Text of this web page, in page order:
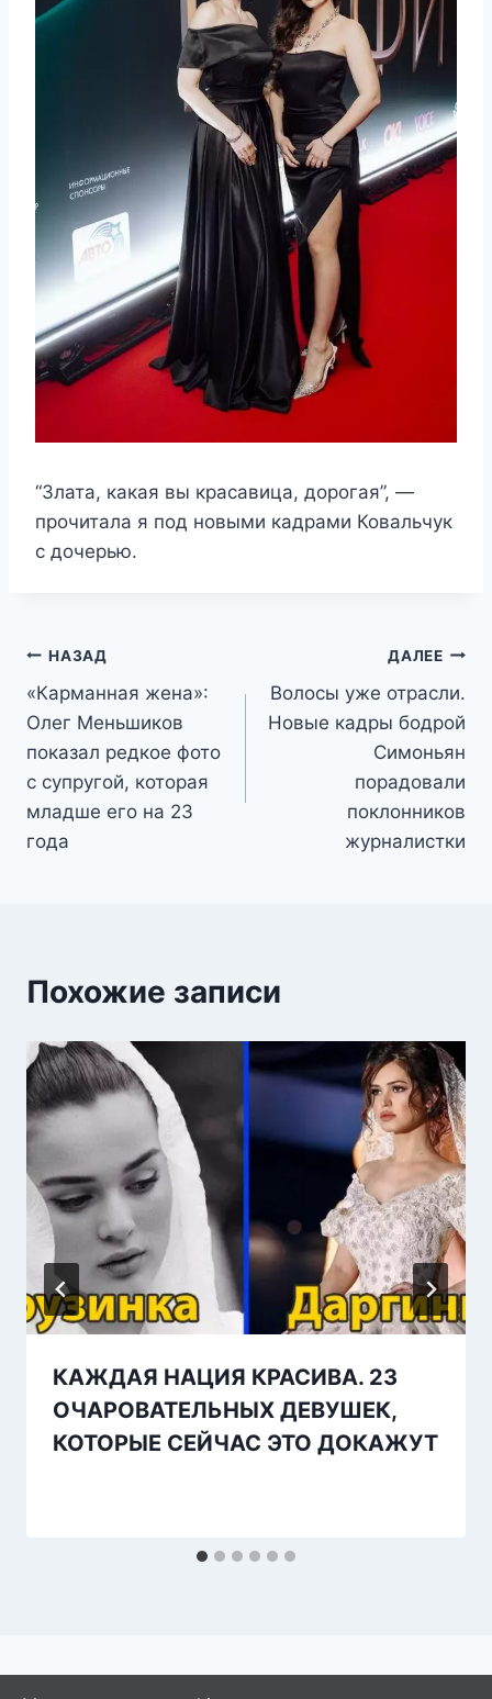
“Злата, какая вы красавица, дорогая”, —
прочитала я под новыми кадрами Ковальчук
с дочерью.
Навигация
по
записям
НАЗАД
«Карманная жена»:
Олег Меньшиков
показал редкое фото
с супругой, которая
младше его на 23
года
ДАЛЕЕ
Волосы уже отрасли.
Новые кадры бодрой
Симоньян
порадовали
поклонников
журналистки
Похожие записи
КАЖДАЯ НАЦИЯ КРАСИВА. 23
ОЧАРОВАТЕЛЬНЫХ ДЕВУШЕК,
КОТОРЫЕ СЕЙЧАС ЭТО ДОКАЖУТ